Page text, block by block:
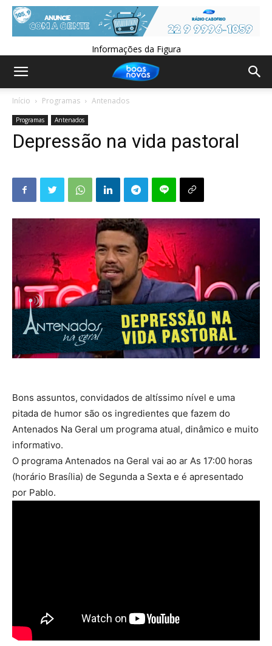
Informações da Figura
Início Programas Antenados
Programas Antenados
Depressão na vida pastoral
Bons assuntos, convidados de altíssimo nível e uma
pitada de humor são os ingredientes que fazem do
Antenados Na Geral um programa atual, dinâmico e muito
informativo.
O programa Antenados na Geral vai ao ar As 17:00 horas
(horário Brasília) de Segunda a Sexta e é apresentado
por Pablo.